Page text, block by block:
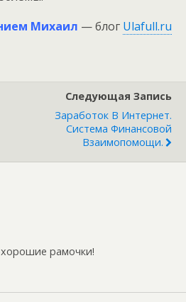
Михаил — блог Ulafull.ru
Следующая Запись
Заработок В Интернет.
Система Финансовой
Взаимопомощи.
рамочки!